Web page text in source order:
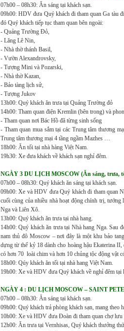
07h00 – 08h30: Ăn sáng tại khách sạn.
09h00: HDV đưa Quý khách đi tham quan Ga tàu
đó Quý khách tiếp tục tham quan bên ngoài:
- Quảng Trường Đỏ,
- Lăng Lê Nin,
- Nhà thờ thánh Basil,
- Vườn Alexandrovsky,
- Tượng Mini và Pozarski,
- Nhà thờ Kazan,
- Bảo tàng lịch sử,
- Tượng Jukov
13h00: Quý khách ăn trưa tại Quảng Trường đỏ
14h00: Tham quan điện Kremlin (bên trong) và
- Tham quan nơi Bác Hồ đã từng sinh sống
- Tham quan mua sắm tại các Trung tâm thương
Trung tâm thương mại 4 tầng ngầm Mazhes …
18h00: Ăn tối tại nhà hàng Việt Nam.
19h30: Xe đưa khách về khách sạn nghỉ đêm.
NGÀY 3 DU LỊCH MOSCOW (Ăn sáng, trưa,
07h00 – 08h30: Quý khách ăn sáng tại khách sạn.
09h00: Xe và HDV đưa Quý khách đi tham quan
cuối cùng của nhiều nhà hoạt động chính trị,
Nga và Liên Xô.
13h00: Quý khách ăn trưa tại nhà hang.
14h00: Quý khách ăn trưa tại Nhà hang Nga. Sau
nam thủ đô Moscow – nơi đây là một khu bảo
dựng từ thế kỷ 18 dành cho hoàng hậu Ekaterina
có hơn 70 loài chim và hơn 10 chủng tộc động vật
18h00: Qúy khách ăn tối tại nhà hang Việt Nam.
19h00: Xe và HDV đưa Quý khách về nghỉ đêm tại
NGÀY 4 : DU LỊCH MOSCOW – SAINT
07h00 – 08h30: Ăn sáng tại khách sạn.
09h00: Quý khách trả phòng khách sạn, mang theo
10h00: Xe và HDV đưa Đoàn đi tham quan chợ
12h00: Ăn trưa tại Vernhisas, Quý khách thưởng